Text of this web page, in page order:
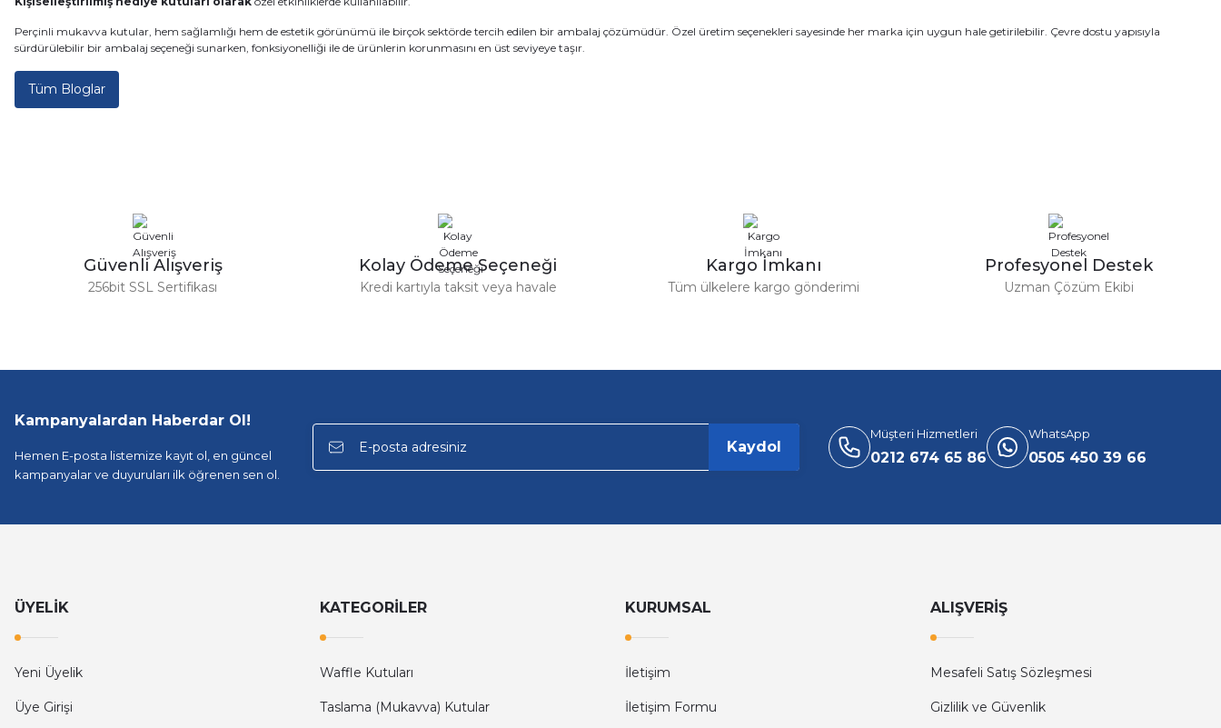
Perçinli mukavva kutular, hem sağlamlığı hem de estetik görünümü ile birçok sektörde tercih edilen bir ambalaj çözümüdür. Özel üretim seçenekleri sayesinde her marka için uygun hale getirilebilir. Çevre dostu yapısıyla
sürdürülebilir bir ambalaj seçeneği sunarken, fonksiyonelliği ile de ürünlerin korunmasını en üst seviyeye taşır.
Tüm Bloglar
Güvenli Alışveriş
256bit SSL Sertifikası
Kolay Ödeme Seçeneği
Kredi kartıyla taksit veya havale
Kargo İmkanı
Tüm ülkelere kargo gönderimi
Profesyonel Destek
Uzman Çözüm Ekibi
Kampanyalardan Haberdar Ol!
Hemen E-posta listemize kayıt ol, en güncel
kampanyalar ve duyuruları ilk öğrenen sen ol.
Kaydol
Müşteri Hizmetleri
0212 674 65 86
WhatsApp
0505 450 39 66
ÜYELİK
Yeni Üyelik
Üye Girişi
KATEGORİLER
Waffle Kutuları
Taslama (Mukavva) Kutular
KURUMSAL
İletişim
İletişim Formu
ALIŞVERİŞ
Mesafeli Satış Sözleşmesi
Gizlilik ve Güvenlik